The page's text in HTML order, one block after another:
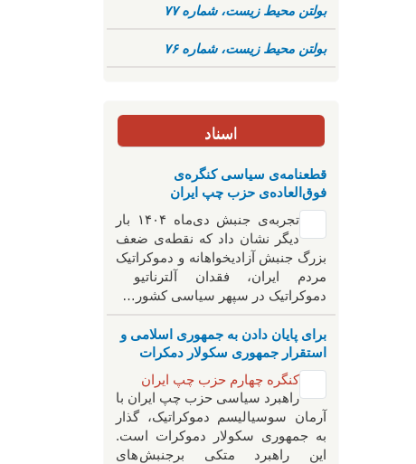
بولتن محیط زیست، شماره ۷۷
بولتن محیط زیست، شماره ۷۶
اسناد
قطعنامه‌ی سیاسی کنگره‌ی
فوق‌العاده‌ی حزب چپ ایران
تجربه‌ی جنبش دی‌ماه ۱۴۰۴ بار
دیگر نشان داد که نقطه‌ی ضعف
بزرگ جنبش آزادیخواهانه و دموکراتیک
مردم ایران، فقدان آلترناتیو
دموکراتیک در سپهر سیاسی کشور…
برای پایان دادن به جمهوری اسلامی و
استقرار جمهوری سکولار دمکرات
کنگره چهارم حزب چپ ایران
راهبرد سياسی حزب چپ ایران با
آرمان سوسیالیسم دموکراتیک، گذار
به جمهوری سکولار دموکرات است.
این راهبرد متکی برجنبش های